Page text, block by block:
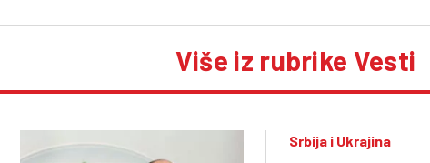
Više iz rubrike Vesti
Srbija i Ukrajina